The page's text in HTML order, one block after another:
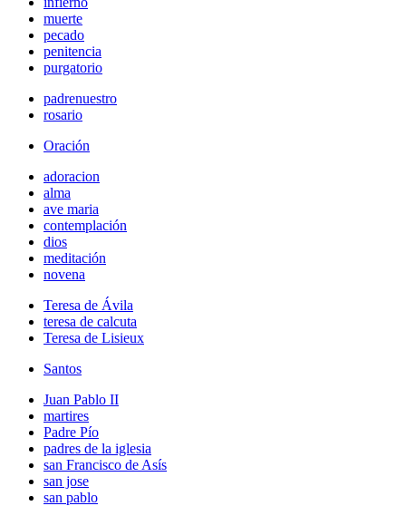
muerte
pecado
penitencia
purgatorio
padrenuestro
rosario
Oración
adoracion
alma
ave maria
contemplación
dios
meditación
novena
Teresa de Ávila
teresa de calcuta
Teresa de Lisieux
Santos
Juan Pablo II
martires
Padre Pío
padres de la iglesia
san Francisco de Asís
san jose
san pablo